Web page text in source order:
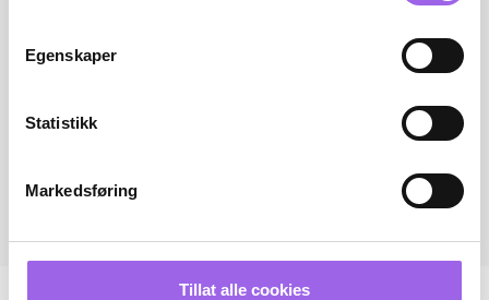
Egenskaper
Statistikk
Markedsføring
Tillat alle cookies